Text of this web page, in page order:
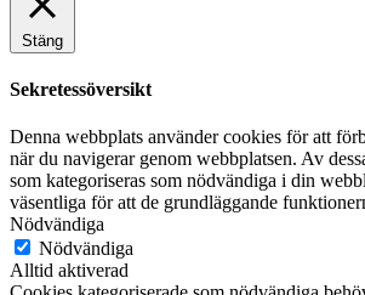
Stäng
Sekretessöversikt
Denna webbplats använder cookies för att
när du navigerar genom webbplatsen. Av
som kategoriseras som nödvändiga i din
väsentliga för att de grundläggande
Nödvändiga
Nödvändiga
Alltid aktiverad